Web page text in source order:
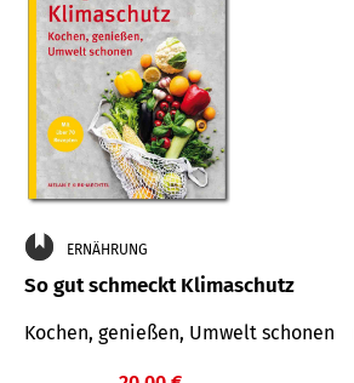
ERNÄHRUNG
So gut schmeckt Klimaschutz
Kochen, genießen, Umwelt schonen